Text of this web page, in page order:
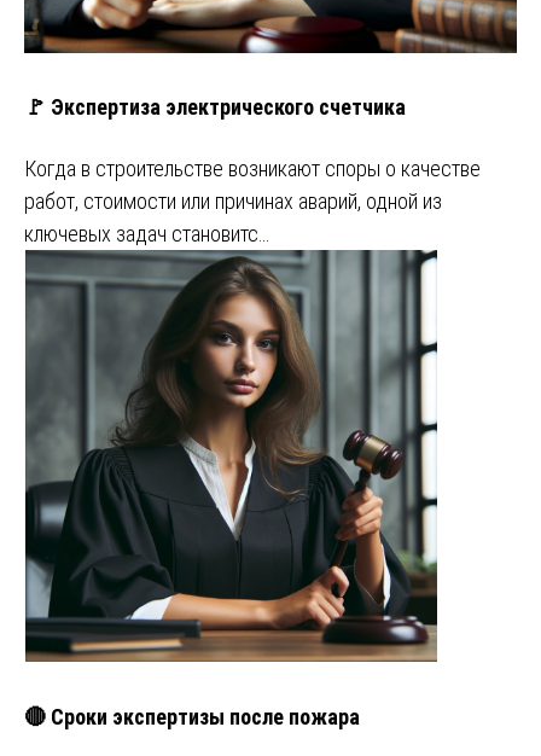
🚩 Экспертиза электрического счетчика
Когда в строительстве возникают споры о качестве
работ, стоимости или причинах аварий, одной из
ключевых задач становитс…
🔴 Сроки экспертизы после пожара